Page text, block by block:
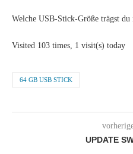
Welche USB-Stick-Größe trägst
Visited 103 times, 1 visit(s) today
64 GB USB STICK
UPDATE